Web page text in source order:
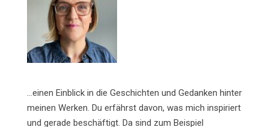
…einen Einblick in die Geschichten und Gedanken hinter
meinen Werken. Du erfährst davon, was mich inspiriert
und gerade beschäftigt. Da sind zum Beispiel